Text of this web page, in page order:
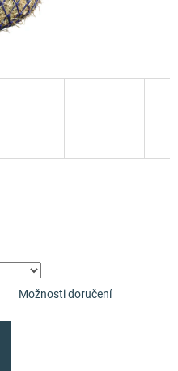
Možnosti doručení